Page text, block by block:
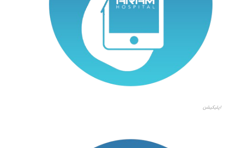
اپلیکیشن